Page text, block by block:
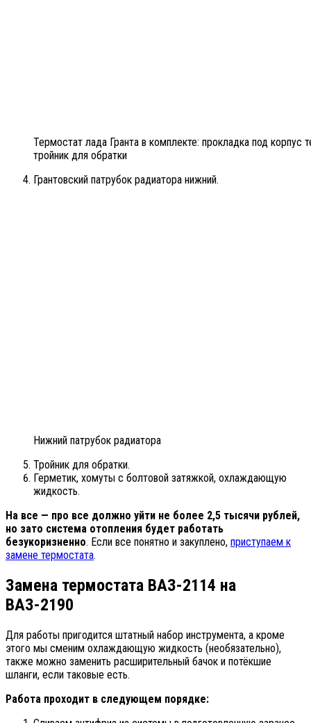
Термостат лада Гранта в комплекте: прокладка под
тройник для обратки
Грантовский патрубок радиатора нижний.
Нижний патрубок радиатора
Тройник для обратки.
Герметик, хомуты с болтовой затяжкой, охлаждающую
жидкость.
На все — про все должно уйти не более 2,5 тысячи рублей,
но зато система отопления будет работать
безукоризненно. Если все понятно и закуплено, приступаем к
замене термостата.
Замена термостата ВАЗ-2114 на
ВАЗ-2190
Для работы пригодится штатный набор инструмента, а кроме
этого мы сменим охлаждающую жидкость (необязательно),
также можно заменить расширительный бачок и потёкшие
шланги, если таковые есть.
Работа проходит в следующем порядке: